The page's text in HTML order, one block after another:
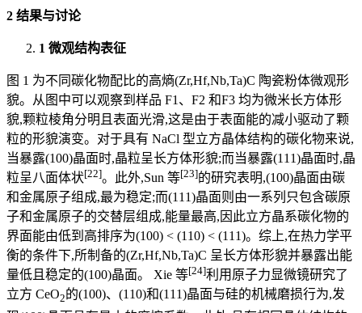
2 结果与讨论
1 微观结构表征
图 1 为不同碳化物配比的高熵(Zr,Hf,Nb,Ta)C 陶瓷粉体微观形
貌。从图中可以观察到样品 F1、F2 和F3 均为微米长方体形
貌,颗粒棱角分明且表面光滑,这是由于表面能的减小驱动了颗
粒的形貌演变。对于具有 NaCl 型立方晶体结构的碳化物来说,
当暴露(100)晶面时,晶粒呈长方体形貌;而当暴露(111)晶面时,晶
粒呈八面体状[22]。此外,Sun 等[23]的研究表明,(100)晶面由碳
和金属原子组成,最为稳定;而(111)晶面则由一系列只包含碳原
子和金属原子的交替层组成,能量最高,因此立方晶系碳化物的
界面能由低到高排序为(100) < (110) < (111)。综上,在热力学平
衡的条件下,所制备的(Zr,Hf,Nb,Ta)C 呈长方体形貌并暴露出能
量低且稳定的(100)晶面。 Xie 等[24]利用原子力显微镜研究了
立方 CeO2的(100)、(110)和(111)晶面与硅的机械磨损行为,发